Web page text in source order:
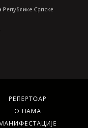
Републике Српске
РЕПЕРТОАР
О НАМА